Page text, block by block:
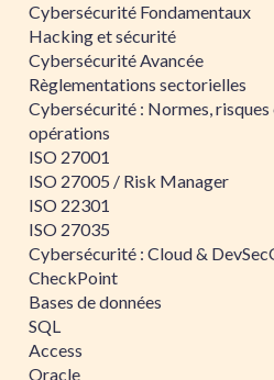
Cybersécurité Fondamentaux
Hacking et sécurité
Cybersécurité Avancée
Règlementations sectorielles
Cybersécurité : Normes, risques
opérations
ISO 27001
ISO 27005 / Risk Manager
ISO 22301
ISO 27035
Cybersécurité : Cloud &
CheckPoint
Bases de données
SQL
Access
Oracle